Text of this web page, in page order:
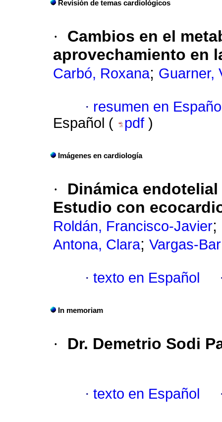
Revisión de temas cardiológicos
·
Cambios en el
aprovechamiento en
Carbó, Roxana; Guarner,
· resumen en
Español (
pdf )
Imágenes en cardiología
·
Dinámica
Estudio con
Roldán, Francisco-Javier;
Antona, Clara; Vargas-
· texto en Español
In memoriam
· Dr. Demetrio Sodi
· texto en Español